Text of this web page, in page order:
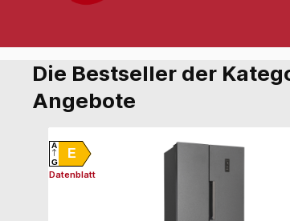
Die Bestseller der
Angebote
E
A
G
Datenblatt